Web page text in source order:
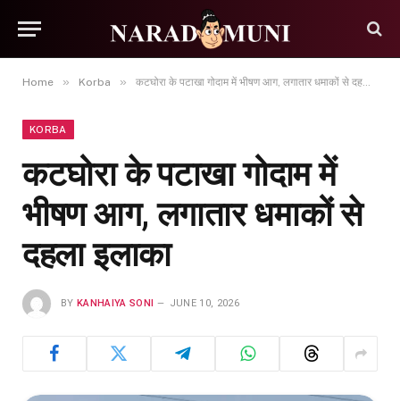
Home » Korba » कटघोरा के पटाखा गोदाम में भीषण आग, लगातार धमाकों से दहला इलाका
KORBA
कटघोरा के पटाखा गोदाम में
भीषण आग, लगातार धमाकों से
दहला इलाका
BY KANHAIYA SONI JUNE 10, 2026